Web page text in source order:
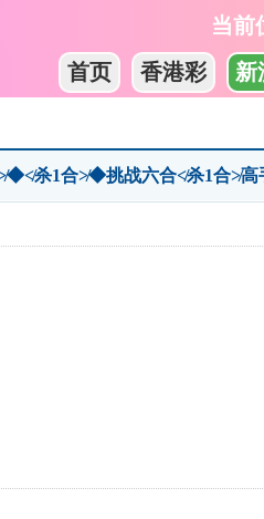
当前
首页 香港彩 新
杀1合≯◆挑战六合≮杀1合≯高